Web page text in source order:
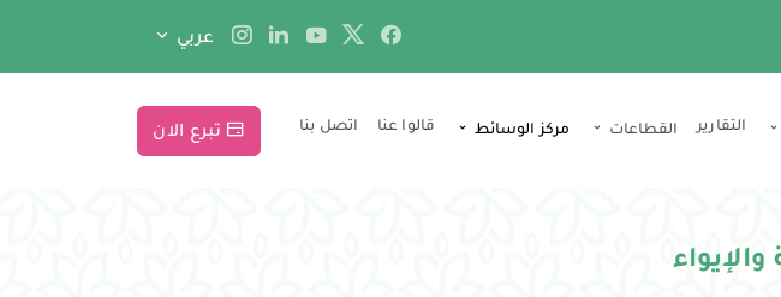
عربي
التقارير القطاعات مركز الوسائط قالوا عنا اتصل بنا تبرع الان